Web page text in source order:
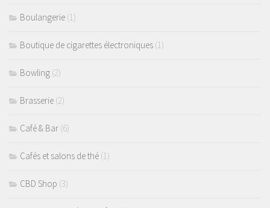
Boulangerie (1)
Boutique de cigarettes électroniques (1)
Bowling (2)
Brasserie (2)
Café & Bar (6)
Cafés et salons de thé (1)
CBD Shop (3)